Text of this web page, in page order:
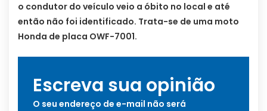
o condutor do veículo veio a óbito no local e até
então não foi identificado. Trata-se de uma moto
Honda de placa OWF-7001.
Escreva sua opinião
O seu endereço de e-mail não será